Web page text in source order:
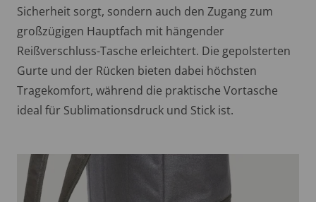
Sicherheit sorgt, sondern auch den Zugang zum
großzügigen Hauptfach mit hängender
Reißverschluss-Tasche erleichtert. Die gepolsterten
Gurte und der Rücken bieten dabei höchsten
Tragekomfort, während die praktische Vortasche
ideal für Sublimationsdruck und Stick ist.